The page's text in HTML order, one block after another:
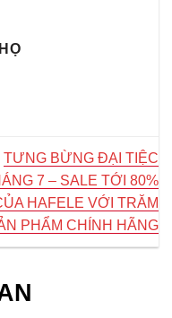
TƯNG BỪNG ĐẠI TIỆC
7 – SALE TỚI 80%
HAFELE VỚI TRĂM
PHẨM CHÍNH HÃNG